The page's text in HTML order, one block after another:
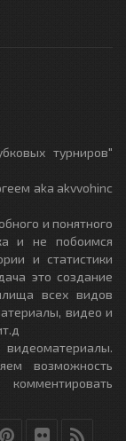
турниров"
aka akvvohinc
и понятного
и не побоимся
и статистики
это создание
всех видов
видео и
возможность